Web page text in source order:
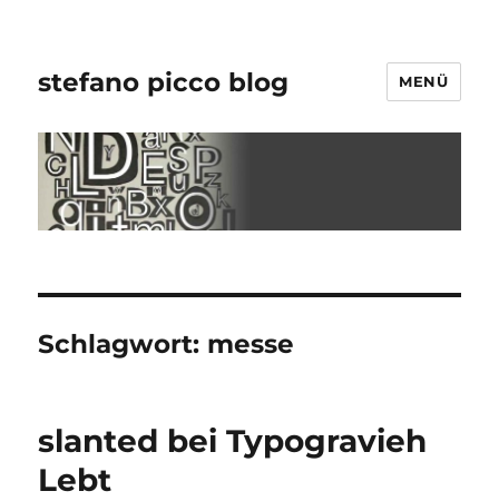
stefano picco blog MENÜ
Schlagwort: messe
slanted bei Typogravieh
Lebt